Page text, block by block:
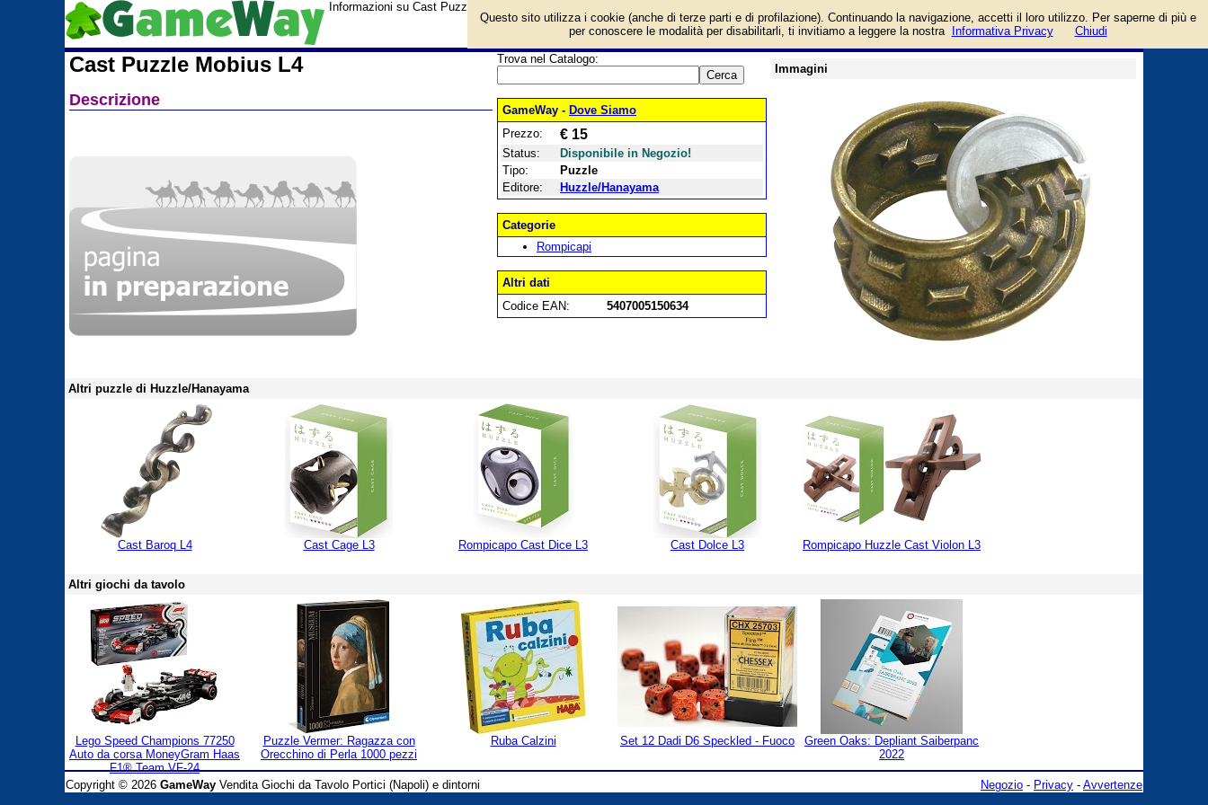
guida
Informazioni su Cast Puzzle Mobius L4 e prezzo di vendita. Prodotto da Huzzle/Hanayama
Cast Puzzle Mobius L4
Descrizione
Trova nel Catalogo:
GameWay - Dove Siamo
Prezzo:
€ 15
Status:
Disponibile in Negozio!
Tipo:
Puzzle
Editore:
Huzzle/Hanayama
Categorie
Rompicapi
Altri dati
Codice EAN:
5407005150634
Immagini
Altri puzzle di Huzzle/Hanayama
Cast Baroq L4 Cast Cage L3 Rompicapo Cast Dice L3 Cast Dolce L3 Rompicapo Huzzle Cast Violon L3
Altri giochi da tavolo
Lego Speed Champions 77250
Auto da corsa MoneyGram Haas
F1® Team VF-24
Puzzle Vermer: Ragazza con
Orecchino di Perla 1000 pezzi
Ruba Calzini Set 12 Dadi D6 Speckled - Fuoco
Green Oaks: Depliant Saiberpanc
2022
Copyright © 2026 GameWay Vendita Giochi da Tavolo Portici (Napoli) e dintorni Negozio - Privacy - Avvertenze
Questo sito utilizza i cookie (anche di terze parti e di profilazione). Continuando la navigazione, accetti il loro utilizzo. Per saperne di più e
per conoscere le modalità per disabilitarli, ti invitiamo a leggere la nostra
Informativa Privacy Chiudi